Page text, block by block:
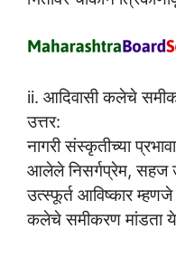
ii. आदिवासी कलेचे
उत्तर:
नागरी संस्कृतीच्या
आलेले निसर्गप्रेम, सहज
उत्स्फूर्त आविष्कार
कलेचे समीकरण मांडता